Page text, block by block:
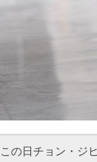
この日チョン・ジ